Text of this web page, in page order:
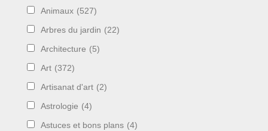
Animaux (527)
Arbres du jardin (22)
Architecture (5)
Art (372)
Artisanat d'art (2)
Astrologie (4)
Astuces et bons plans (4)